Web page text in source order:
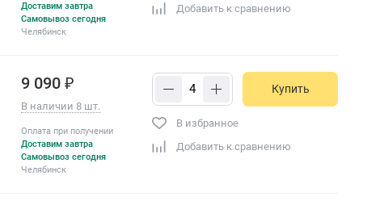
Доставим завтра
Самовывоз сегодня
Челябинск
Добавить к сравнению
9 090 ₽
В наличии 8 шт.
Оплата при получении
Доставим завтра
Самовывоз сегодня
Челябинск
Купить
В избранное
Добавить к сравнению